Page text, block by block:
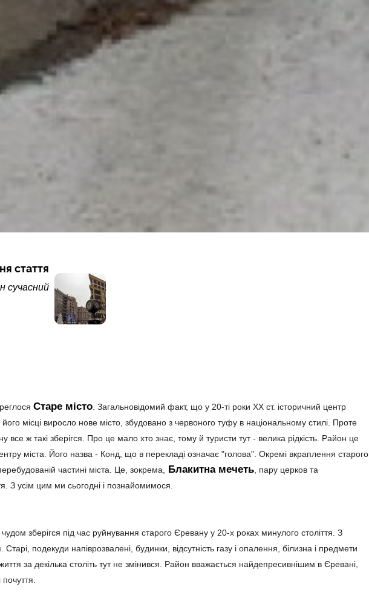
стаття
сучасний
Старе місто . Загальновідомий факт, що у 20-ті роки ХХ ст. історичний центр
місці виросло нове місто, збудовано з червоного туфу в національному стилі. Проте
все ж такі зберігся. Про це мало хто знає, тому й туристи тут - велика рідкість. Район це
міста. Його назва - Конд, що в перекладі означає "голова". Окремі вкраплення старого
частині міста. Це, зокрема,
Блакитна мечеть , пару церков та
З усім цим ми сьогодні і познайомимося.
чудом зберігся під час руйнування старого Єревану у 20-х роках минулого століття. З
подекуди напіврозвалені, будинки, відсутність газу і опалення, білизна і предмети
за декілька століть тут не змінився. Район вважається найдепресивнішим в Єревані,